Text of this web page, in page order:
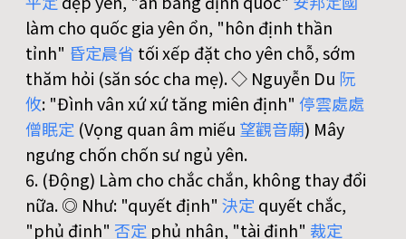
làm cho quốc gia yên ổn, "hôn định thần
tỉnh" 昏定晨省 tối xếp đặt cho yên chỗ, sớm
thăm hỏi (săn sóc cha mẹ). ◇ Nguyễn Du 阮
攸: "Đình vân xứ xứ tăng miên định" 停雲處處
僧眠定 (Vọng quan âm miếu 望觀音廟) Mây
ngưng chốn chốn sư ngủ yên.
6. (Động) Làm cho chắc chắn, không thay đổi
nữa. ◎ Như: "quyết định" 決定 quyết chắc,
"phủ định" 否定 phủ nhận, "tài định" 裁定